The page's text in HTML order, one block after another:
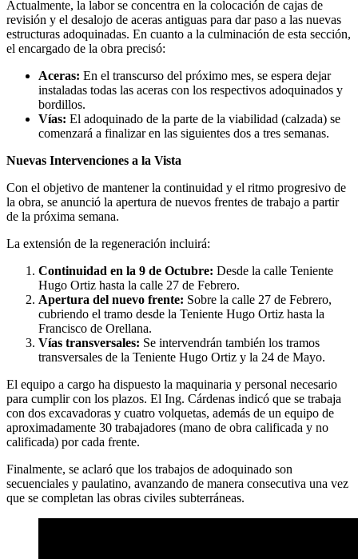
Actualmente, la labor se concentra en la colocación de cajas de
revisión y el desalojo de aceras antiguas para dar paso a las nuevas
estructuras adoquinadas. En cuanto a la culminación de esta sección,
el encargado de la obra precisó:
Aceras: En el transcurso del próximo mes, se espera dejar
instaladas todas las aceras con los respectivos adoquinados y
bordillos.
Vías: El adoquinado de la parte de la viabilidad (calzada) se
comenzará a finalizar en las siguientes dos a tres semanas.
Nuevas Intervenciones a la Vista
Con el objetivo de mantener la continuidad y el ritmo progresivo de
la obra, se anunció la apertura de nuevos frentes de trabajo a partir
de la próxima semana.
La extensión de la regeneración incluirá:
Continuidad en la 9 de Octubre: Desde la calle Teniente
Hugo Ortiz hasta la calle 27 de Febrero.
Apertura del nuevo frente: Sobre la calle 27 de Febrero,
cubriendo el tramo desde la Teniente Hugo Ortiz hasta la
Francisco de Orellana.
Vías transversales: Se intervendrán también los tramos
transversales de la Teniente Hugo Ortiz y la 24 de Mayo.
El equipo a cargo ha dispuesto la maquinaria y personal necesario
para cumplir con los plazos. El Ing. Cárdenas indicó que se trabaja
con dos excavadoras y cuatro volquetas, además de un equipo de
aproximadamente 30 trabajadores (mano de obra calificada y no
calificada) por cada frente.
Finalmente, se aclaró que los trabajos de adoquinado son
secuenciales y paulatino, avanzando de manera consecutiva una vez
que se completan las obras civiles subterráneas.